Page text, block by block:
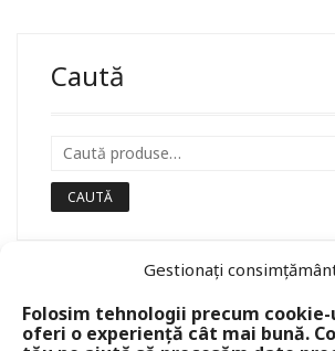
Gestionați
Folosim tehnologii precum
oferi o experiență cât mai bună.
Caută
CAUTĂ